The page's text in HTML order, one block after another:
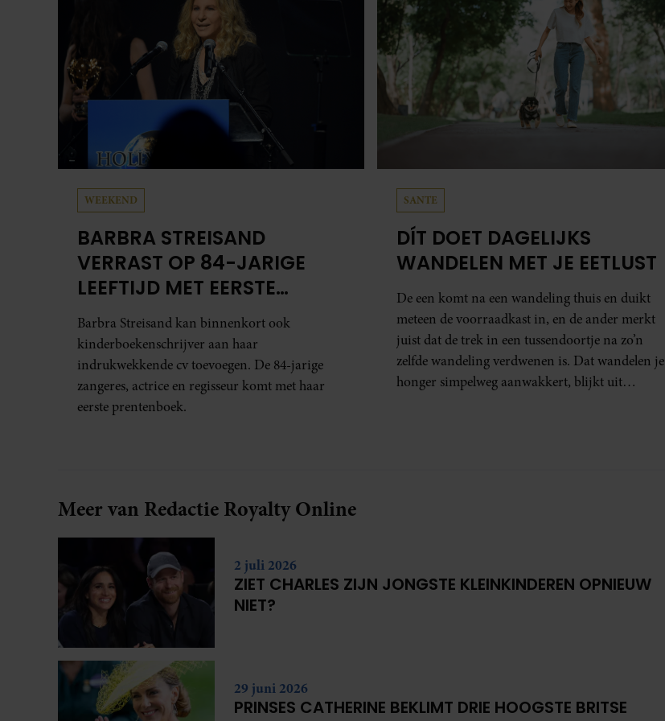
WEEKEND
BARBRA STREISAND
VERRAST OP 84-JARIGE
LEEFTIJD MET EERSTE
KINDERBOEK
Barbra Streisand kan binnenkort ook
kinderboekenschrijver aan haar
indrukwekkende cv toevoegen. De 84-jarige
zangeres, actrice en regisseur komt met haar
eerste prentenboek.
SANTE
DÍT DOET DAGELIJKS
WANDELEN MET JE EETLUST
De een komt na een wandeling thuis en duikt
meteen de voorraadkast in, en de ander merkt
juist dat de trek in een tussendoortje na zo’n
zelfde wandeling verdwenen is. Dat wandelen je
honger simpelweg aanwakkert, blijkt uit
Meer van Redactie Royalty Online
2 juli 2026
ZIET CHARLES ZIJN JONGSTE KLEINKINDEREN OPNIEUW
NIET?
29 juni 2026
PRINSES CATHERINE BEKLIMT DRIE HOOGSTE BRITSE